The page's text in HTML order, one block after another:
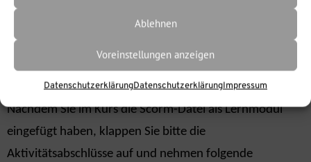
Ablehnen
Voreinstellungen anzeigen
DatenschutzerklärungDatenschutzerklärungImpressum
2. Aktivitätsabschlüsse für IS Fox-Module
Nachdem Sie im Kurs die Scorm-Datei als Lernmodul
eingefügt haben, klappen Sie bitte die
Aktivitätsabschlüsse auf und nehmen folgende